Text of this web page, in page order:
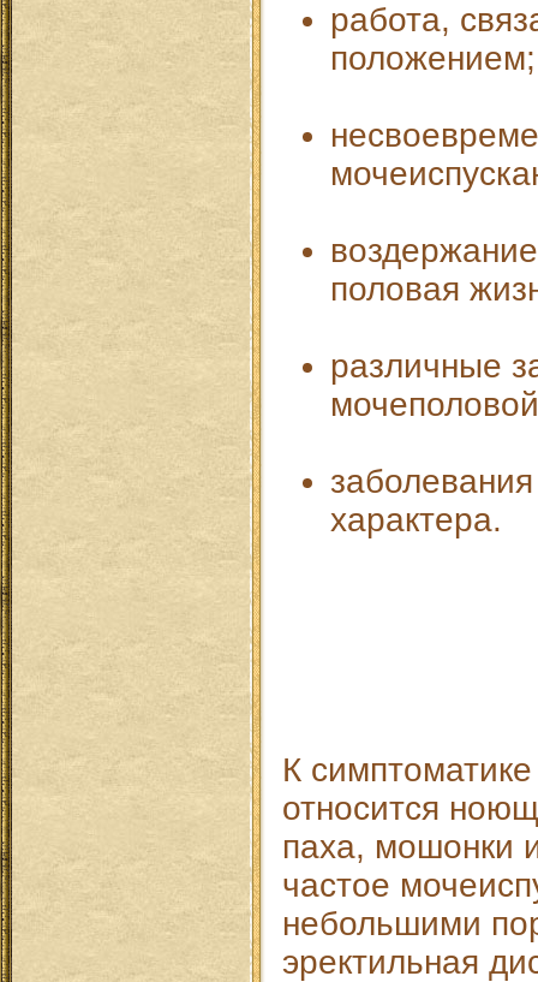
работа,
положением;
половая
различные
характера.
К
относится
паха, мошонки
частое
небольшими
эректильная